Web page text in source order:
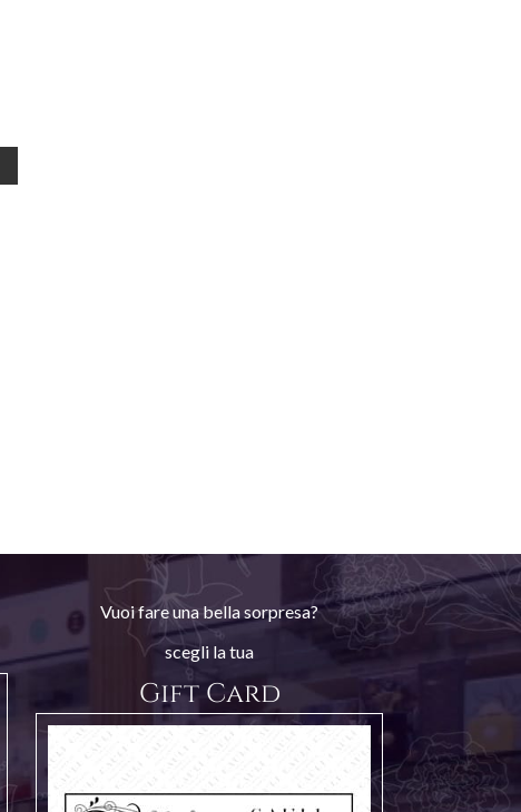
Vuoi fare una bella sorpresa?
scegli la tua
Gift Card